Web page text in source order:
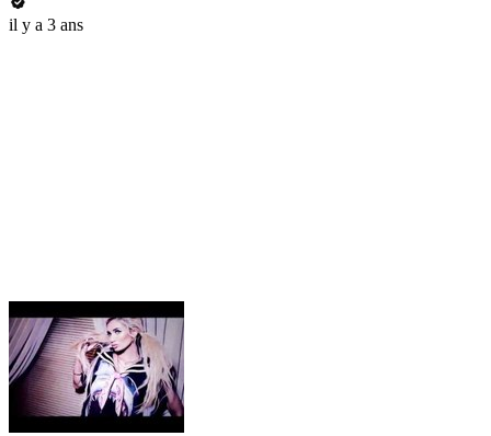
il y a 3 ans